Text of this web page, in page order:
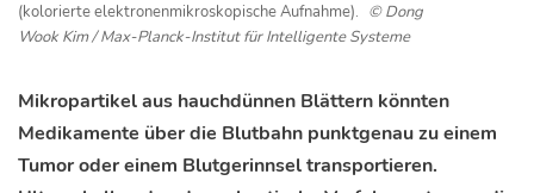
(kolorierte elektronenmikroskopische Aufnahme). © Dong
Wook Kim / Max-Planck-Institut für Intelligente Systeme
Mikropartikel aus hauchdünnen Blättern könnten
Medikamente über die Blutbahn punktgenau zu einem
Tumor oder einem Blutgerinnsel transportieren.